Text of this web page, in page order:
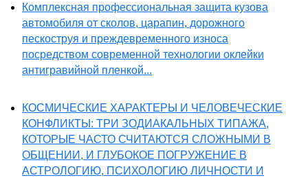
Комплексная профессиональная защита кузова
автомобиля от сколов, царапин, дорожного
пескоструя и преждевременного износа
посредством современной технологии оклейки
антигравийной пленкой...
КОСМИЧЕСКИЕ ХАРАКТЕРЫ И ЧЕЛОВЕЧЕСКИЕ
КОНФЛИКТЫ: ТРИ ЗОДИАКАЛЬНЫХ ТИПАЖА,
КОТОРЫЕ ЧАСТО СЧИТАЮТСЯ СЛОЖНЫМИ В
ОБЩЕНИИ, И ГЛУБОКОЕ ПОГРУЖЕНИЕ В
АСТРОЛОГИЮ, ПСИХОЛОГИЮ ЛИЧНОСТИ И